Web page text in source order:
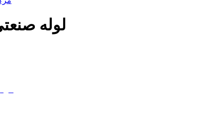
لوله صنعتی ضخامت 2